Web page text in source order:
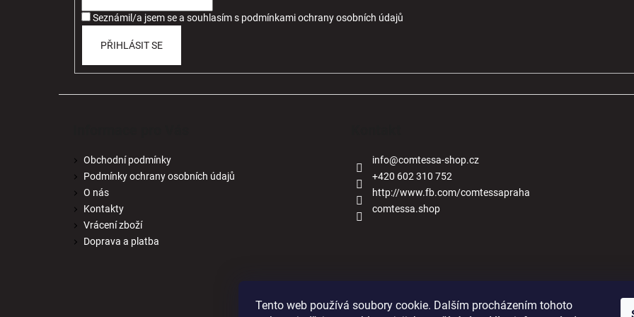
Tento web používá soubory cookie. Dalším procházením tohoto
Seznámil/a jsem se a souhlasíms podmínkami ochrany osobních údajů
PŘIHLÁSIT SE
Obchodní podmínky
Podmínky ochrany osobních údajů
O nás
Kontakty
Vrácení zboží
Doprava a platba
info@comtessa-shop.cz
+420 602 310 752
http://www.fb.com/comtessapraha
comtessa.shop
Naše obchody